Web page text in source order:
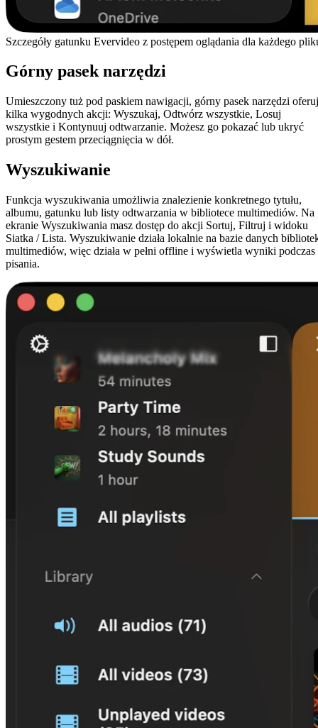
Szczegóły gatunku Evervideo z postępem oglądania dla każdego
Górny pasek narzędzi
Umieszczony tuż pod paskiem nawigacji, górny pasek narzędzi
kilka wygodnych akcji: Wyszukaj, Odtwórz wszystkie, Losuj
wszystkie i Kontynuuj odtwarzanie. Możesz go pokazać lub ukryć
prostym gestem przeciągnięcia w dół.
Wyszukiwanie
Funkcja wyszukiwania umożliwia znalezienie konkretnego tytułu,
albumu, gatunku lub listy odtwarzania w bibliotece multimediów. Na
ekranie Wyszukiwania masz dostęp do akcji Sortuj, Filtruj i widoku
Siatka / Lista. Wyszukiwanie działa lokalnie na bazie danych
multimediów, więc działa w pełni offline i wyświetla wyniki podczas
pisania.